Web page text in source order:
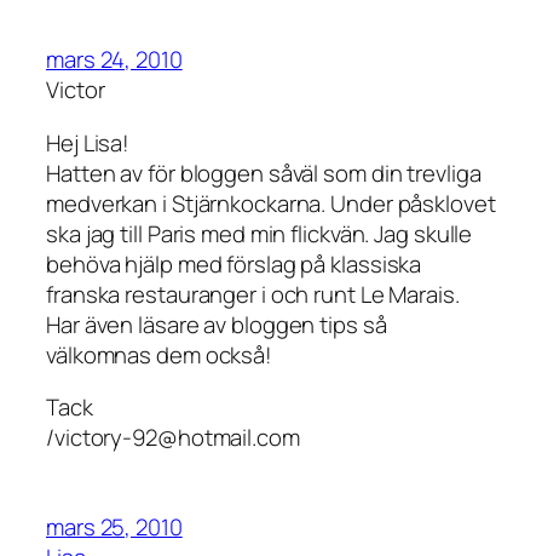
mars 24, 2010
Victor
Hej Lisa!
Hatten av för bloggen såväl som din trevliga
medverkan i Stjärnkockarna. Under påsklovet
ska jag till Paris med min flickvän. Jag skulle
behöva hjälp med förslag på klassiska
franska restauranger i och runt Le Marais.
Har även läsare av bloggen tips så
välkomnas dem också!
Tack
/victory-92@hotmail.com
mars 25, 2010